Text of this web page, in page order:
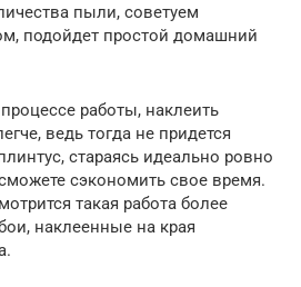
пыли, советуем
подойдет простой домашний
работы, наклеить
ведь тогда не придется
стараясь идеально ровно
сэкономить свое время.
такая работа более
наклеенные на края